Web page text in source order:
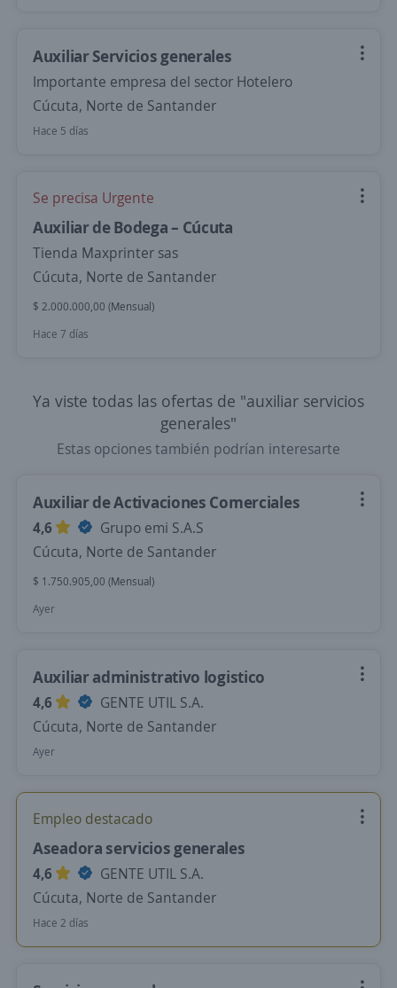
Auxiliar Servicios generales
Importante empresa del sector Hotelero
Cúcuta, Norte de Santander
Hace 5 días
Se precisa Urgente
Auxiliar de Bodega – Cúcuta
Tienda Maxprinter sas
Cúcuta, Norte de Santander
$ 2.000.000,00 (Mensual)
Hace 7 días
Ya viste todas las ofertas de "auxiliar servicios
generales"
Estas opciones también podrían interesarte
Auxiliar de Activaciones Comerciales
4,6
Grupo emi S.A.S
Cúcuta, Norte de Santander
$ 1.750.905,00 (Mensual)
Ayer
Auxiliar administrativo logistico
4,6
GENTE UTIL S.A.
Cúcuta, Norte de Santander
Ayer
Empleo destacado
Aseadora servicios generales
4,6
GENTE UTIL S.A.
Cúcuta, Norte de Santander
Hace 2 días